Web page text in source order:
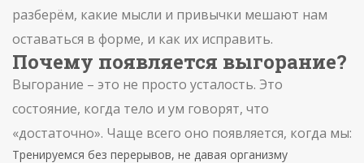
разберём, какие мысли и привычки мешают нам
оставаться в форме, и как их исправить.
Почему появляется выгорание?
Выгорание – это не просто усталость. Это
состояние, когда тело и ум говорят, что
«достаточно». Чаще всего оно появляется, когда мы:
Тренируемся без перерывов, не давая организму